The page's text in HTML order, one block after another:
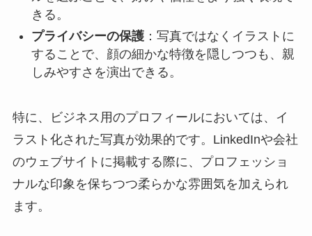
きる。
プライバシーの保護：写真ではなくイラストに
することで、顔の細かな特徴を隠しつつも、親
しみやすさを演出できる。
特に、ビジネス用のプロフィールにおいては、イ
ラスト化された写真が効果的です。LinkedInや会社
のウェブサイトに掲載する際に、プロフェッショ
ナルな印象を保ちつつ柔らかな雰囲気を加えられ
ます。